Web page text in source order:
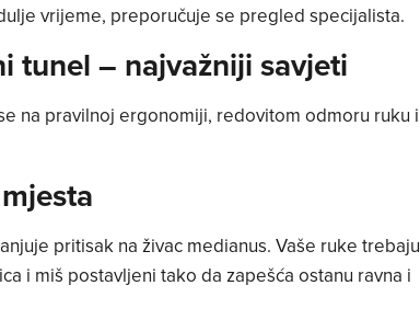
vrijeme, preporučuje se pregled specijalista.
tunel – najvažniji savjeti
na pravilnoj ergonomiji, redovitom odmoru ruku i
pritisak na živac medianus. Vaše ruke trebaju
i miš postavljeni tako da zapešća ostanu ravna i